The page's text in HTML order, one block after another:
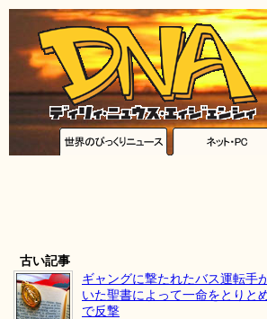
古い記事
ギャングに撃たれたバス運転手
いた聖書によって一命をとりと
で反撃